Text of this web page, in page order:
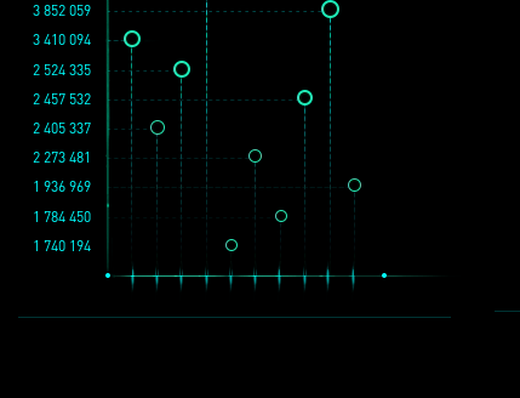
1 936 969
3 852 059
2 457 532
1 784 450
2 273 481
1 740 194
2 524 335
2 405 337
3 410 094